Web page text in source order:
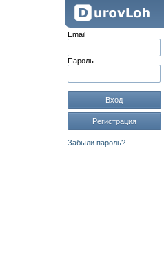
Email
Пароль
Вход
Регистрация
Забыли пароль?